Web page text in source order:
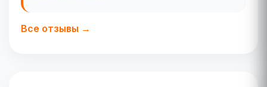
Все отзывы →